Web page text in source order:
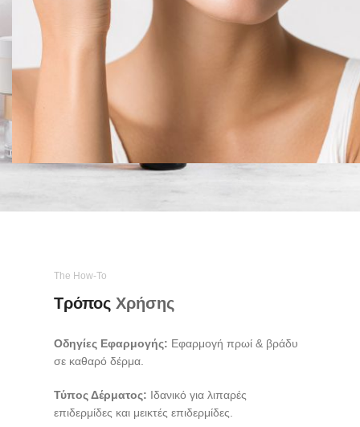
The How-To
Τρόπος Χρήσης
Οδηγίες Εφαρμογής: Εφαρμογή πρωί & βράδυ
σε καθαρό δέρμα.
Τύπος Δέρματος: Ιδανικό για λιπαρές
επιδερμίδες και μεικτές επιδερμίδες.